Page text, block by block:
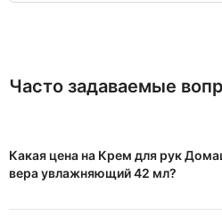
Часто задаваемые
Какая цена на Крем для рук
вера увлажняющий 42 мл?